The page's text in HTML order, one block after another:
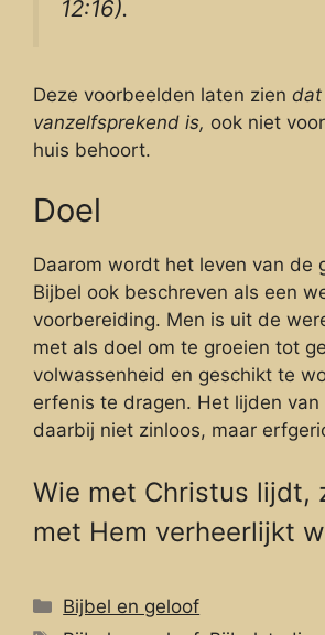
12:16).
Deze voorbeelden laten zien dat
vanzelfsprekend is, ook niet
huis behoort.
Doel
Daarom wordt het leven van de
Bijbel ook beschreven als een
voorbereiding. Men is uit de
met als doel om te groeien tot
volwassenheid en geschikt te
erfenis te dragen. Het lijden van
daarbij niet zinloos, maar
Wie met Christus lijdt,
met Hem verheerlijkt
Categorieën
Bijbel en geloof